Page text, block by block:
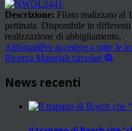
Descrizione: Filato realizzato al
pettinata. Disponibile in
realizzazione di abbigliamento.
AbbonatiPer accedere a tutte le
Ricerca Materiali circolari
News recenti